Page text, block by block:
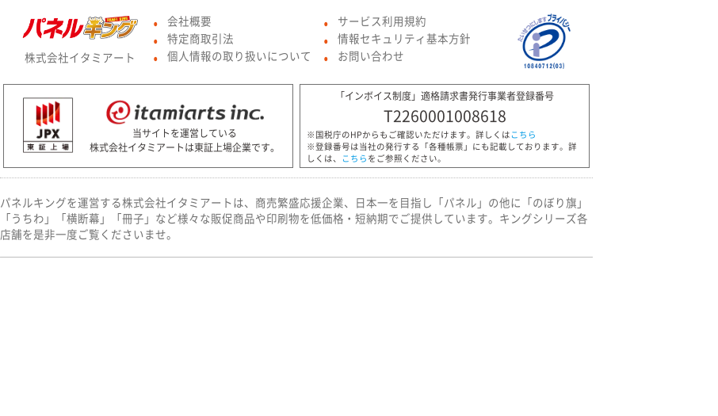
株式会社イタミアート
● 会社概要
● 特定商取引法
● 個人情報の取り扱いについて
● サービス利用規約
● 情報セキュリティ基本方針
● お問い合わせ
当サイトを運営している
株式会社イタミアートは東証上場企業です。
「インボイス制度」適格請求書発行事業者登録番号
T2260001008618
※国税庁のHPからもご確認いただけます。詳しくは こちら
※登録番号は当社の発行する「各種帳票」にも記載しております。詳
しくは、
こちら をご参照ください。
パネルキングを運営する株式会社イタミアートは、商売繁盛応援企業、日本一を目指し「パネル」の他に「のぼり旗」
「うちわ」「横断幕」「冊子」など様々な販促商品や印刷物を低価格・短納期でご提供しています。キングシリーズ各
店舗を是非一度ご覧くださいませ。